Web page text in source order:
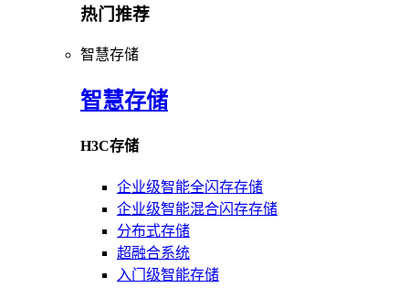
热门推荐
智慧存储
智慧存储
H3C存储
企业级智能全闪存存储
企业级智能混合闪存存储
分布式存储
超融合系统
入门级智能存储